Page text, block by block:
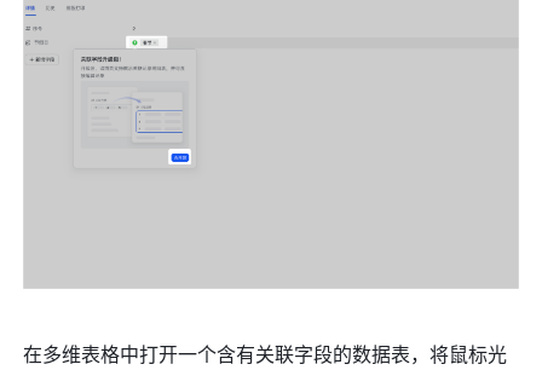
在多维表格中打开一个含有关联字段的数据表，将鼠标光